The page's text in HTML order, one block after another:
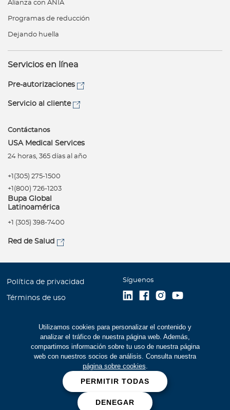
Utilizamos cookies para personalizar el contenido y
analizar el tráfico de nuestra página web. Además,
compartimos información sobre tu uso de nuestra página
web con nuestros socios de análisis. Consulta nuestra
página sobre cookies.
PERMITIR TODAS
DENEGAR
Alianza con ANIA
Programas de reducción
Dejando huella
Servicios en línea
Pre-autorizaciones
Servicio al cliente
Contáctanos
USA Medical Services
24 horas, 365 días al año
+1(305) 275-1500
+1(800) 726-1203
Bupa Global
Latinoamérica
+1 (305) 398-7400
Red de Salud
Política de privacidad
Términos de uso
Mapa del Sitio
Trabaje con Bupa
Estados Financieros (516
Prevención de fraudes
Síguenos